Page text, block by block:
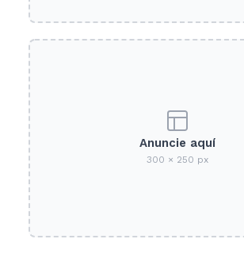
Anuncie aquí
300 × 250 px